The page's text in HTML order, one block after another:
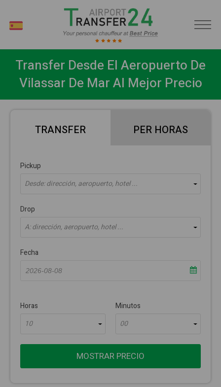
Transfer Desde El Aeropuerto De
Vilassar De Mar Al Mejor Precio
TRANSFER PER HORAS
Pickup
Desde: dirección, aeropuerto, hotel ...
Drop
A: dirección, aeropuerto, hotel ...
Fecha
Horas
10
Minutos
00
MOSTRAR PRECIO